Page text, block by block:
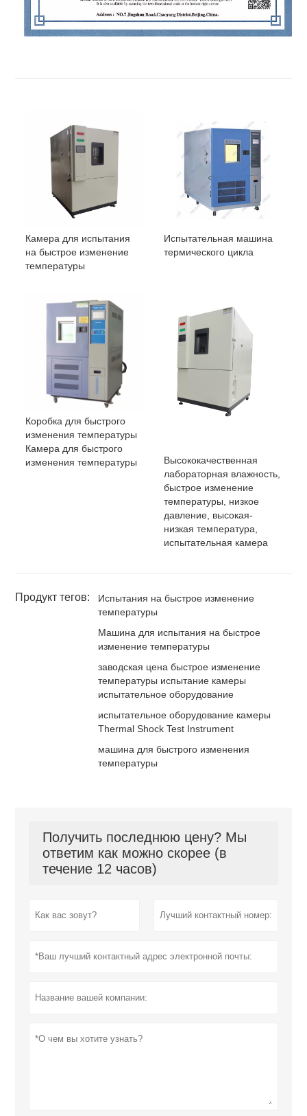
Камера для испытания
на быстрое изменение
температуры
Испытательная машина
термического цикла
Коробка для быстрого
изменения температуры
Камера для быстрого
изменения температуры
Высококачественная
лабораторная влажность,
быстрое изменение
температуры, низкое
давление, высокая-
низкая температура,
испытательная камера
Продукт тегов:
Испытания на быстрое изменение
температуры
Машина для испытания на быстрое
изменение температуры
заводская цена быстрое изменение
температуры испытание камеры
испытательное оборудование
испытательное оборудование камеры
Thermal Shock Test Instrument
машина для быстрого изменения
температуры
Получить последнюю цену? Мы
ответим как можно скорее (в
течение 12 часов)